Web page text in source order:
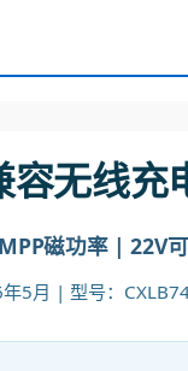
无线充
磁功率 | 22V
5月 | 型号：